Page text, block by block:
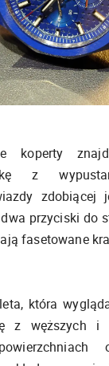
koperty
z
zdobiącej
przyciski do
fasetowane
która
z węższych i